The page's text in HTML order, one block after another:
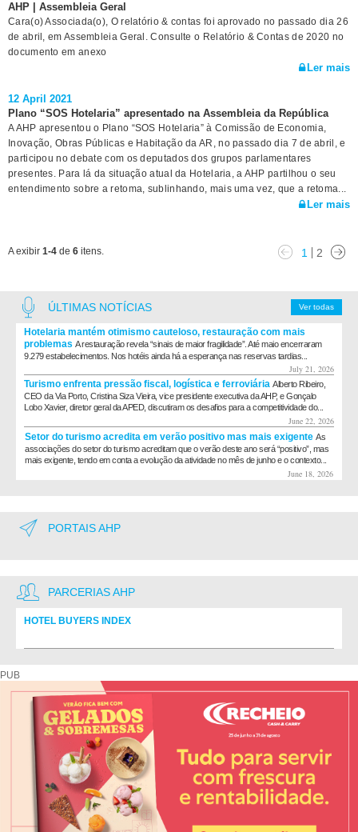
AHP | Assembleia Geral
Cara(o) Associada(o), O relatório & contas foi aprovado no passado dia 26
de abril, em Assembleia Geral. Consulte o Relatório & Contas de 2020 no
documento em anexo
Ler mais
12 April 2021
Plano “SOS Hotelaria” apresentado na Assembleia da República
A AHP apresentou o Plano “SOS Hotelaria” à Comissão de Economia,
Inovação, Obras Públicas e Habitação da AR, no passado dia 7 de abril, e
participou no debate com os deputados dos grupos parlamentares
presentes. Para lá da situação atual da Hotelaria, a AHP partilhou o seu
entendimento sobre a retoma, sublinhando, mais uma vez, que a retoma...
Ler mais
A exibir 1-4 de 6 itens. 1 2
Ver todas
ÚLTIMAS NOTÍCIAS
Hotelaria mantém otimismo cauteloso, restauração com mais
problemas A restauração revela “sinais de maior fragilidade”. Até maio encerraram
9.279 estabelecimentos. Nos hotéis ainda há a esperança nas reservas tardias...
July 21, 2026
Turismo enfrenta pressão fiscal, logística e ferroviária Alberto Ribeiro,
CEO da Via Porto, Cristina Siza Vieira, vice presidente executiva da AHP, e Gonçalo
Lobo Xavier, diretor geral da APED, discutiram os desafios para a competitividade do...
June 22, 2026
Setor do turismo acredita em verão positivo mas mais exigente As
associações do setor do turismo acreditam que o verão deste ano será “positivo”, mas
mais exigente, tendo em conta a evolução da atividade no mês de junho e o contexto...
June 18, 2026
PORTAIS AHP
PARCERIAS AHP
HOTEL BUYERS INDEX
PUB